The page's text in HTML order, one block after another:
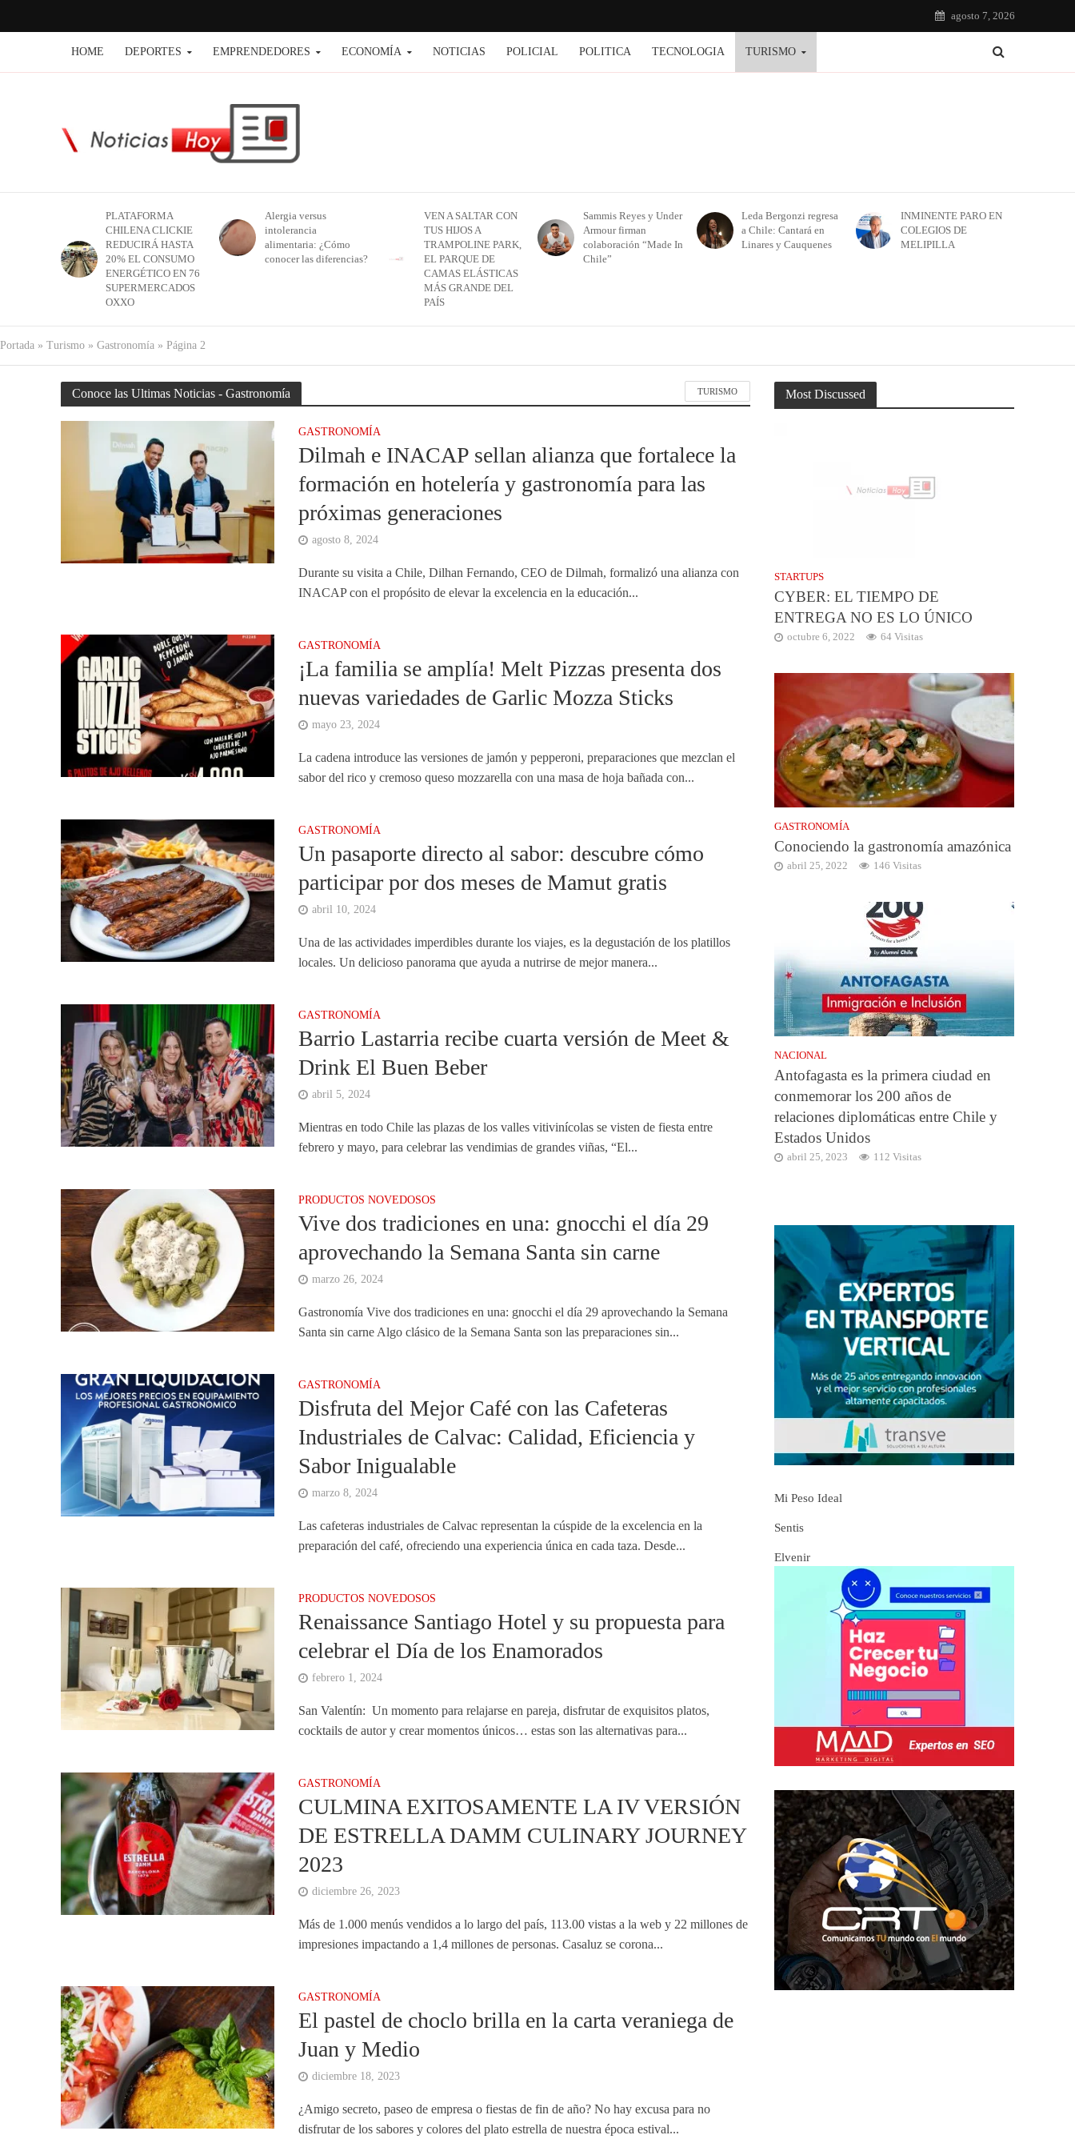
agosto 7, 2026
HOME DEPORTES EMPRENDEDORES ECONOMÍA NOTICIAS POLICIAL POLITICA TECNOLOGIA TURISMO
PLATAFORMA
CHILENA CLICKIE
REDUCIRÁ HASTA
20% EL CONSUMO
ENERGÉTICO EN 76
SUPERMERCADOS
OXXO
Alergia versus
intolerancia
alimentaria: ¿Cómo
conocer las diferencias?
VEN A SALTAR CON
TUS HIJOS A
TRAMPOLINE PARK,
EL PARQUE DE
CAMAS ELÁSTICAS
MÁS GRANDE DEL
PAÍS
Sammis Reyes y Under
Armour firman
colaboración “Made In
Chile”
Leda Bergonzi regresa
a Chile: Cantará en
Linares y Cauquenes
INMINENTE PARO EN
COLEGIOS DE
MELIPILLA
Portada » Turismo » Gastronomía » Página 2
Conoce las Ultimas Noticias - Gastronomía TURISMO
GASTRONOMÍA
Dilmah e INACAP sellan alianza que fortalece la
formación en hotelería y gastronomía para las
próximas generaciones
agosto 8, 2024
Durante su visita a Chile, Dilhan Fernando, CEO de Dilmah, formalizó una alianza con
INACAP con el propósito de elevar la excelencia en la educación...
GASTRONOMÍA
¡La familia se amplía! Melt Pizzas presenta dos
nuevas variedades de Garlic Mozza Sticks
mayo 23, 2024
La cadena introduce las versiones de jamón y pepperoni, preparaciones que mezclan el
sabor del rico y cremoso queso mozzarella con una masa de hoja bañada con...
GASTRONOMÍA
Un pasaporte directo al sabor: descubre cómo
participar por dos meses de Mamut gratis
abril 10, 2024
Una de las actividades imperdibles durante los viajes, es la degustación de los platillos
locales. Un delicioso panorama que ayuda a nutrirse de mejor manera...
GASTRONOMÍA
Barrio Lastarria recibe cuarta versión de Meet &
Drink El Buen Beber
abril 5, 2024
Mientras en todo Chile las plazas de los valles vitivinícolas se visten de fiesta entre
febrero y mayo, para celebrar las vendimias de grandes viñas, “El...
PRODUCTOS NOVEDOSOS
Vive dos tradiciones en una: gnocchi el día 29
aprovechando la Semana Santa sin carne
marzo 26, 2024
Gastronomía Vive dos tradiciones en una: gnocchi el día 29 aprovechando la Semana
Santa sin carne Algo clásico de la Semana Santa son las preparaciones sin...
GASTRONOMÍA
Disfruta del Mejor Café con las Cafeteras
Industriales de Calvac: Calidad, Eficiencia y
Sabor Inigualable
marzo 8, 2024
Las cafeteras industriales de Calvac representan la cúspide de la excelencia en la
preparación del café, ofreciendo una experiencia única en cada taza. Desde...
PRODUCTOS NOVEDOSOS
Renaissance Santiago Hotel y su propuesta para
celebrar el Día de los Enamorados
febrero 1, 2024
San Valentín: Un momento para relajarse en pareja, disfrutar de exquisitos platos,
cocktails de autor y crear momentos únicos… estas son las alternativas para...
GASTRONOMÍA
CULMINA EXITOSAMENTE LA IV VERSIÓN
DE ESTRELLA DAMM CULINARY JOURNEY
2023
diciembre 26, 2023
Más de 1.000 menús vendidos a lo largo del país, 113.00 vistas a la web y 22 millones de
impresiones impactando a 1,4 millones de personas. Casaluz se corona...
GASTRONOMÍA
El pastel de choclo brilla en la carta veraniega de
Juan y Medio
diciembre 18, 2023
¿Amigo secreto, paseo de empresa o fiestas de fin de año? No hay excusa para no
disfrutar de los sabores y colores del plato estrella de nuestra época estival...
Most Discussed
STARTUPS
CYBER: EL TIEMPO DE
ENTREGA NO ES LO ÚNICO
octubre 6, 2022 64 Visitas
GASTRONOMÍA
Conociendo la gastronomía amazónica
abril 25, 2022 146 Visitas
NACIONAL
Antofagasta es la primera ciudad en
conmemorar los 200 años de
relaciones diplomáticas entre Chile y
Estados Unidos
abril 25, 2023 112 Visitas
Mi Peso Ideal
Sentis
Elvenir